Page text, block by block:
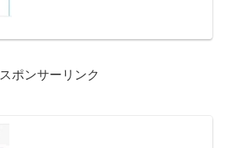
スポンサーリンク